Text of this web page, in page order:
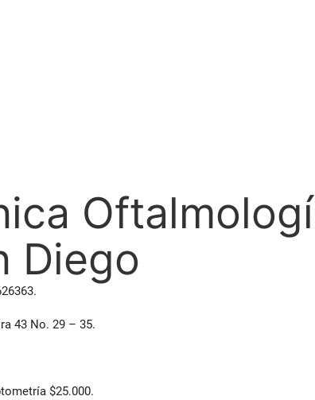
Diego
43 No. 29 – 35.
$25.000.